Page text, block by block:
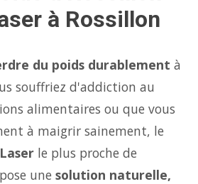
à Rossillon
du poids durablement à
souffriez d'addiction au
alimentaires ou que vous
à maigrir sainement, le
le plus proche de
une solution naturelle,